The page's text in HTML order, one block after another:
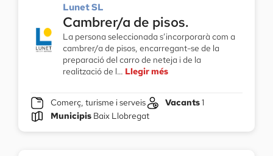
Lunet SL
Cambrer/a de pisos.
La persona seleccionada s’incorporarà com a
cambrer/a de pisos, encarregant-se de la
preparació del carro de neteja i de la
realització de l… Llegir més
Comerç, turisme i serveis Vacants1
MunicipisBaix Llobregat